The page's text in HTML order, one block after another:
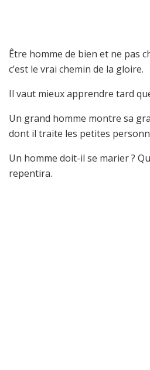
Être homme de bien et ne pas
c’est le vrai chemin de la gloire.
Il vaut mieux apprendre tard
Un grand homme montre sa
dont il traite les petites
Un homme doit-il se marier ?
repentira.